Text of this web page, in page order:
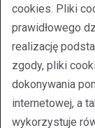
Regulamin
Polityka
cookies. Pliki
prawidłowego
realizację
zgody, pliki
dokonywania
internetowej, a
wykorzystuje